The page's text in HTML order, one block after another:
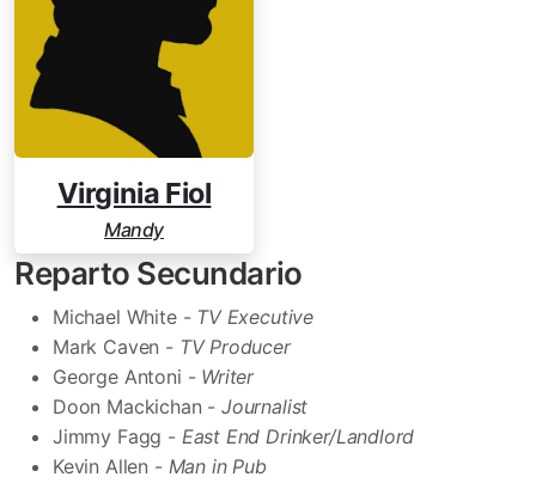
Virginia Fiol
Mandy
Reparto Secundario
Michael White - TV Executive
Mark Caven - TV Producer
George Antoni - Writer
Doon Mackichan -Journalist
Jimmy Fagg - East End Drinker/Landlord
Kevin Allen - Man in Pub